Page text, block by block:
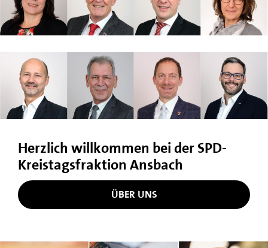
Herzlich willkommen bei der SPD-
Kreistagsfraktion Ansbach
ÜBER UNS